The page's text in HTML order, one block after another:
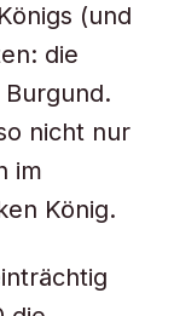
(und
die
nicht nur
im
König.